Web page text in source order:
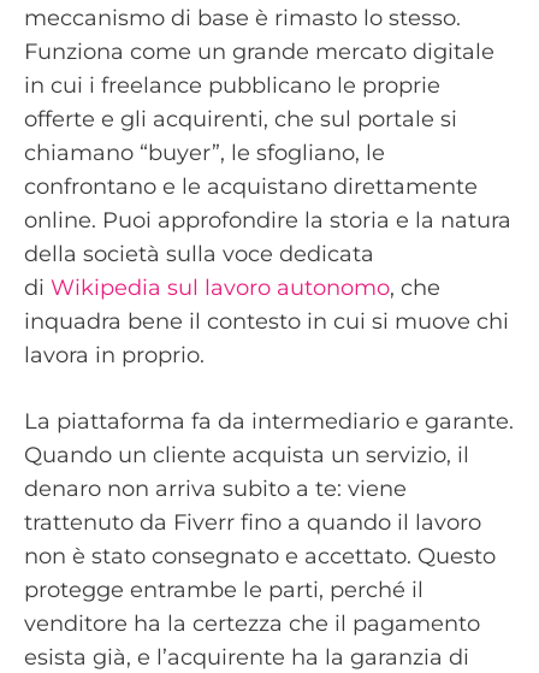
meccanismo di base è rimasto lo stesso.
Funziona come un grande mercato digitale
in cui i freelance pubblicano le proprie
offerte e gli acquirenti, che sul portale si
chiamano “buyer”, le sfogliano, le
confrontano e le acquistano direttamente
online. Puoi approfondire la storia e la natura
della società sulla voce dedicata
di Wikipedia sul lavoro autonomo, che
inquadra bene il contesto in cui si muove chi
lavora in proprio.
La piattaforma fa da intermediario e garante.
Quando un cliente acquista un servizio, il
denaro non arriva subito a te: viene
trattenuto da Fiverr fino a quando il lavoro
non è stato consegnato e accettato. Questo
protegge entrambe le parti, perché il
venditore ha la certezza che il pagamento
esista già, e l’acquirente ha la garanzia di